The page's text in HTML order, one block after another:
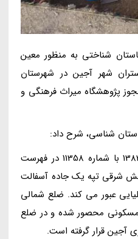
شناختی به منظور معین
شهر آجین در شهرستان
پژوهشگاه میراث فرهنگی و
شناسی، شرح داد:
این محوطۀ باستانی در سال 1383 با شماره 11358 در فهرست
شرقی تپه یک جاده آسفالت
عبور می کند. ضلع شمالی
مسکونی محصور شده و در ضلع
آجین قرار گرفته است.